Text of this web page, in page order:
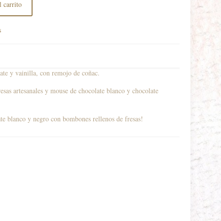
carrito
y vainilla, con remojo de coñac.
artesanales y mouse de chocolate blanco y chocolate
blanco y negro con bombones rellenos de fresas!